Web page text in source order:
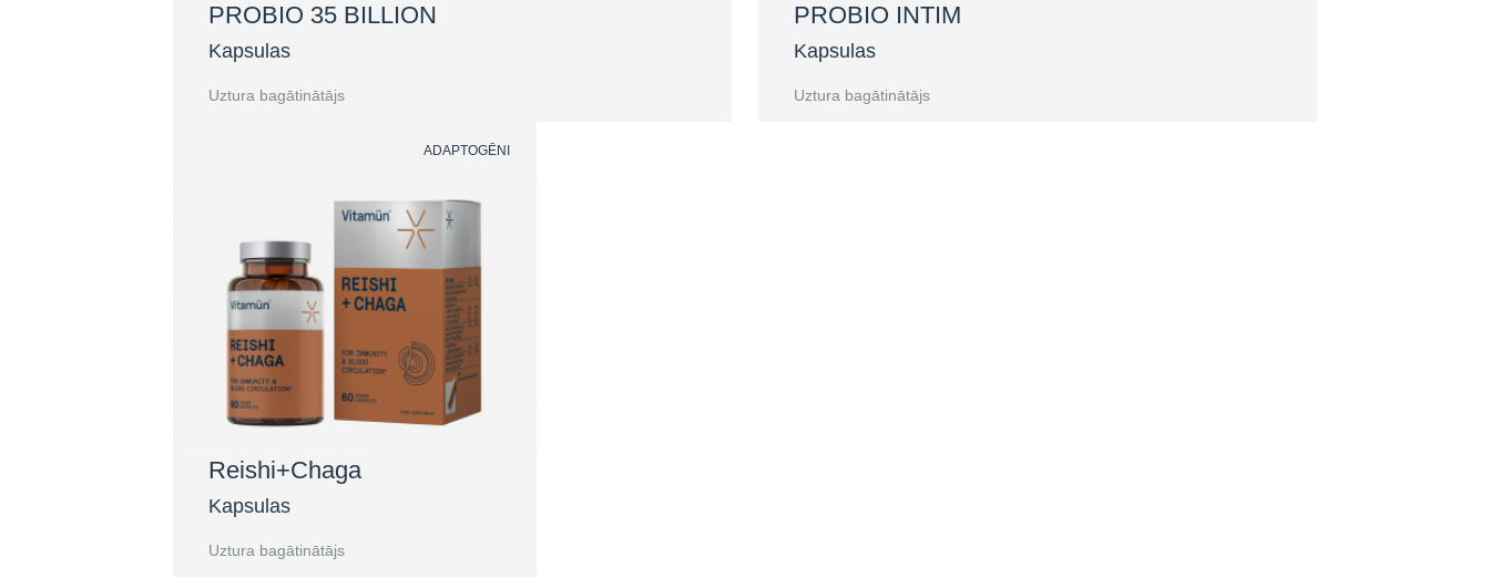
PROBIO 35 BILLION
Kapsulas
Uztura bagātinātājs
PROBIO INTIM
Kapsulas
Uztura bagātinātājs
ADAPTOGĒNI
Reishi+Chaga
Kapsulas
Uztura bagātinātājs